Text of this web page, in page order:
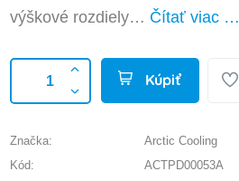
výškové rozdiely… Čítať viac …
Kúpiť
Značka:
Arctic Cooling
Kód:
ACTPD00053A